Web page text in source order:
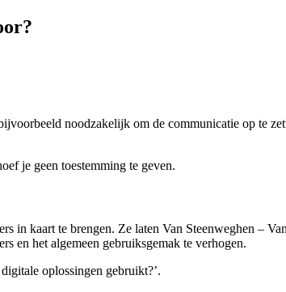
noodzakelijk om de communicatie op te
je geen toestemming te geven.
in kaart te brengen. Ze laten Van Steenweghen –
en het algemeen gebruiksgemak te verhogen.
oplossingen gebruikt?’.